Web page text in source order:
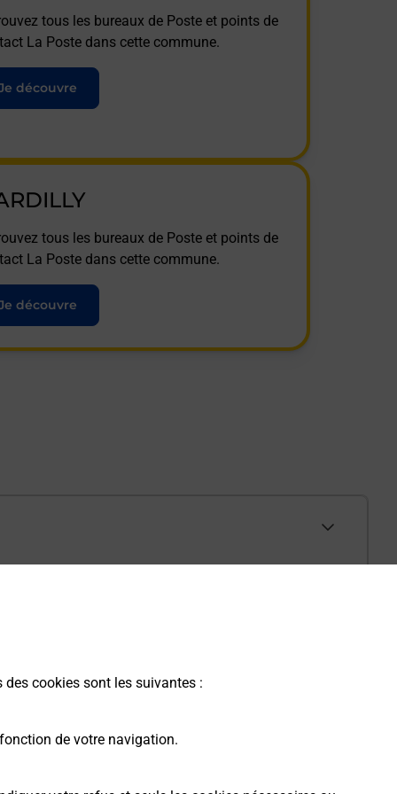
cookies sont les suivantes :
de votre navigation.
tous les bureaux de Poste et points de
La Poste dans cette commune.
découvre
tous les bureaux de Poste et points de
La Poste dans cette commune.
découvre